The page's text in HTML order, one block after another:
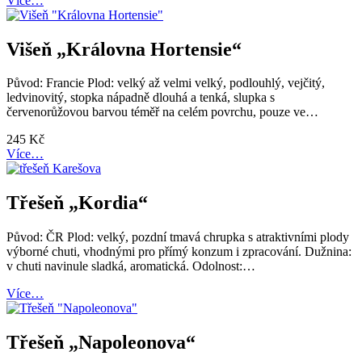
Višeň „Královna Hortensie“
Původ: Francie Plod: velký až velmi velký, podlouhlý, vejčitý,
ledvinovitý, stopka nápadně dlouhá a tenká, slupka s
červenorůžovou barvou téměř na celém povrchu, pouze ve…
245 Kč
Více…
Třešeň „Kordia“
Původ: ČR Plod: velký, pozdní tmavá chrupka s atraktivními plody
výborné chuti, vhodnými pro přímý konzum i zpracování. Dužnina:
v chuti navinule sladká, aromatická. Odolnost:…
Více…
Třešeň „Napoleonova“